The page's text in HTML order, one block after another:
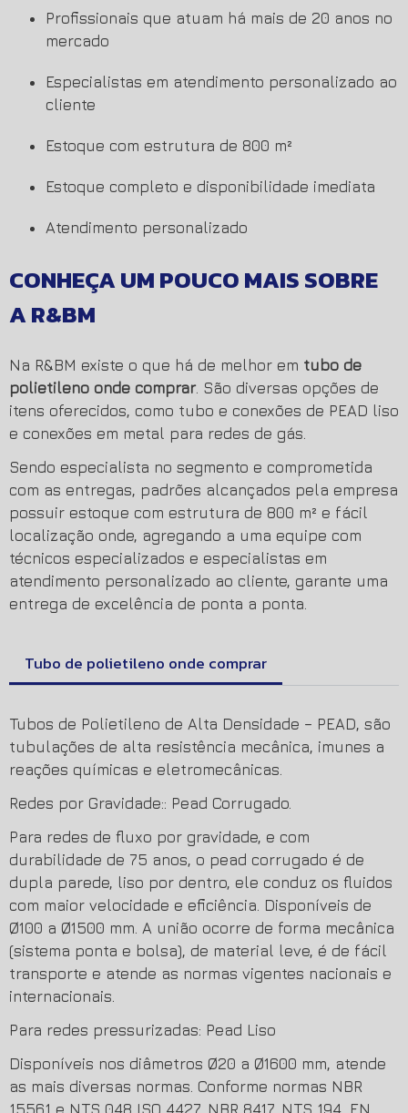
profissionais que atuam há mais de 20 anos no
mercado
especialistas em atendimento personalizado ao
cliente
estoque com estrutura de 800 m²
estoque completo e disponibilidade imediata
atendimento personalizado
CONHEÇA UM POUCO MAIS SOBRE
A R&BM
Na R&BM existe o que há de melhor em tubo de
polietileno onde comprar. São diversas opções de
itens oferecidos, como tubo e conexões de PEAD liso
e conexões em metal para redes de gás.
Sendo especialista no segmento e comprometida
com as entregas, padrões alcançados pela empresa
possuir estoque com estrutura de 800 m² e fácil
localização onde, agregando a uma equipe com
técnicos especializados e especialistas em
atendimento personalizado ao cliente, garante uma
entrega de excelência de ponta a ponta.
Tubo de polietileno onde comprar
Tubos de Polietileno de Alta Densidade – PEAD, são
tubulações de alta resistência mecânica, imunes a
reações químicas e eletromecânicas.
Redes por Gravidade:: Pead Corrugado.
Para redes de fluxo por gravidade, e com
durabilidade de 75 anos, o pead corrugado é de
dupla parede, liso por dentro, ele conduz os fluidos
com maior velocidade e eficiência. Disponíveis de
Ø100 a Ø1500 mm. A união ocorre de forma mecânica
(sistema ponta e bolsa), de material leve, é de fácil
transporte e atende as normas vigentes nacionais e
internacionais.
Para redes pressurizadas: Pead Liso
Disponíveis nos diâmetros Ø20 a Ø1600 mm, atende
as mais diversas normas. Conforme normas NBR